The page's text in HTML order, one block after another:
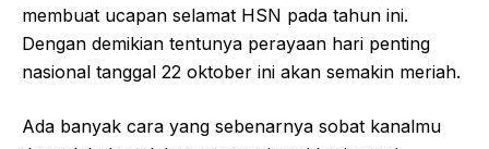
membuat ucapan selamat HSN pada tahun ini.
Dengan demikian tentunya perayaan hari penting
nasional tanggal 22 oktober ini akan semakin meriah.
Ada banyak cara yang sebenarnya sobat kanalmu